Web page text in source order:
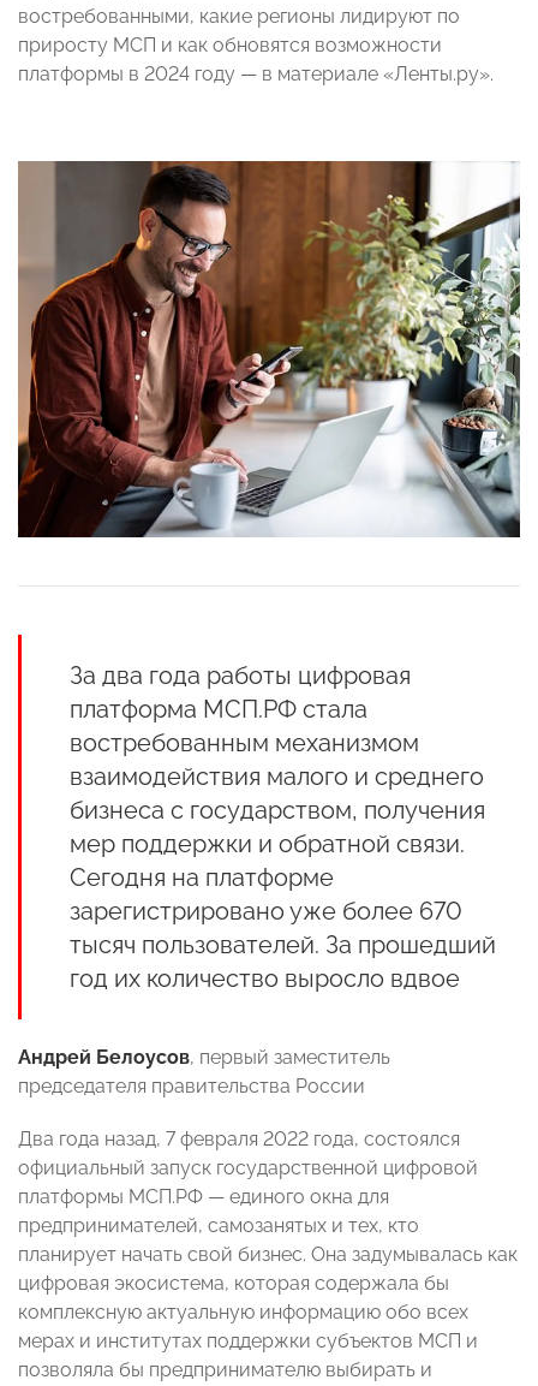
востребованными, какие регионы лидируют по
приросту МСП и как обновятся возможности
платформы в 2024 году — в материале «Ленты.ру».
За два года работы цифровая
платформа МСП.РФ стала
востребованным механизмом
взаимодействия малого и среднего
бизнеса с государством, получения
мер поддержки и обратной связи.
Сегодня на платформе
зарегистрировано уже более 670
тысяч пользователей. За прошедший
год их количество выросло вдвое
Андрей Белоусов, первый заместитель
председателя правительства России
Два года назад, 7 февраля 2022 года, состоялся
официальный запуск государственной цифровой
платформы МСП.РФ — единого окна для
предпринимателей, самозанятых и тех, кто
планирует начать свой бизнес. Она задумывалась как
цифровая экосистема, которая содержала бы
комплексную актуальную информацию обо всех
мерах и институтах поддержки субъектов МСП и
позволяла бы предпринимателю выбирать и